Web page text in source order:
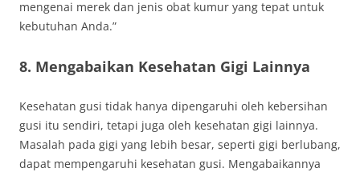
mengenai merek dan jenis obat kumur yang tepat untuk
kebutuhan Anda.”
8. Mengabaikan Kesehatan Gigi Lainnya
Kesehatan gusi tidak hanya dipengaruhi oleh kebersihan
gusi itu sendiri, tetapi juga oleh kesehatan gigi lainnya.
Masalah pada gigi yang lebih besar, seperti gigi berlubang,
dapat mempengaruhi kesehatan gusi. Mengabaikannya